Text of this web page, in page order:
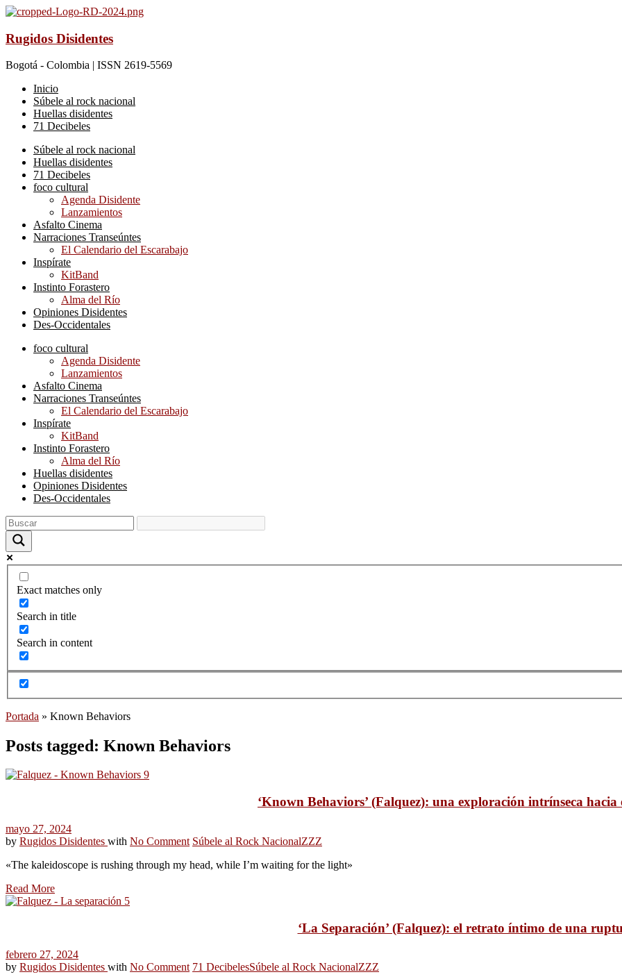
Rugidos Disidentes
Bogotá - Colombia | ISSN 2619-5569
Inicio
Súbele al rock nacional
Huellas disidentes
71 Decibeles
Súbele al rock nacional
Huellas disidentes
71 Decibeles
foco cultural
Agenda Disidente
Lanzamientos
Asfalto Cinema
Narraciones Transeúntes
El Calendario del Escarabajo
Inspírate
KitBand
Instinto Forastero
Alma del Río
Opiniones Disidentes
Des-Occidentales
foco cultural
Agenda Disidente
Lanzamientos
Asfalto Cinema
Narraciones Transeúntes
El Calendario del Escarabajo
Inspírate
KitBand
Instinto Forastero
Alma del Río
Huellas disidentes
Opiniones Disidentes
Des-Occidentales
Exact matches only
Search in title
Search in content
Portada » Known Behaviors
Posts tagged: Known Behaviors
‘Known Behaviors’ (Falquez): una exploración intrínseca
mayo 27, 2024
by Rugidos Disidentes with No Comment Súbele al Rock NacionalZZZ
«The kaleidoscope is rushing through my head, while I’m waiting for the light»
Read More
‘La Separación’ (Falquez): el retrato íntimo de una
febrero 27, 2024
by Rugidos Disidentes with No Comment 71 DecibelesSúbele al Rock NacionalZZZ